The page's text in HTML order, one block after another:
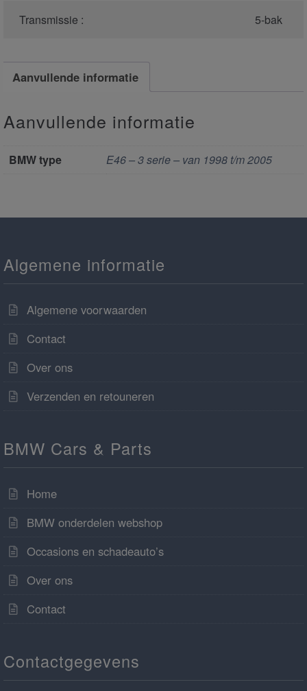
Transmissie : 5-bak
Aanvullende informatie
Aanvullende informatie
BMW type E46 – 3 serie – van 1998 t/m 2005
Algemene informatie
Algemene voorwaarden
Contact
Over ons
Verzenden en retouneren
BMW Cars & Parts
Home
BMW onderdelen webshop
Occasions en schadeauto’s
Over ons
Contact
Contactgegevens